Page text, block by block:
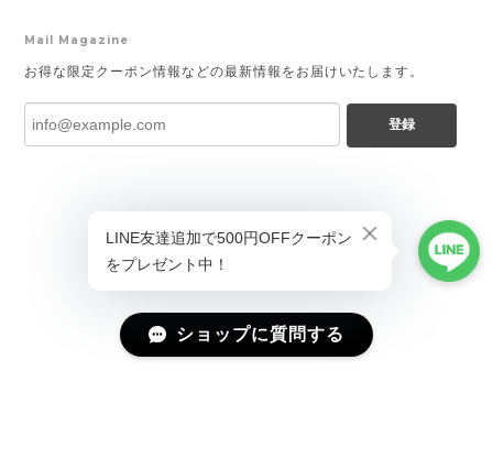
Mail Magazine
お得な限定クーポン情報などの最新情報をお届けいたします。
登録
ショップに質問する